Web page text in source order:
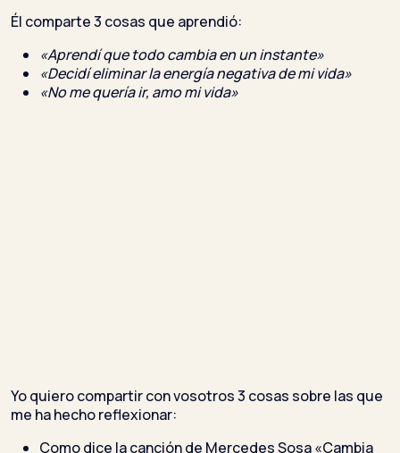
Él comparte 3 cosas que aprendió:
«Aprendí que todo cambia en un instante»
«Decidí eliminar la energía negativa de mi vida»
«No me quería ir, amo mi vida»
Yo quiero compartir con vosotros 3 cosas sobre las que
me ha hecho reflexionar:
Como dice la canción de Mercedes Sosa «Cambia